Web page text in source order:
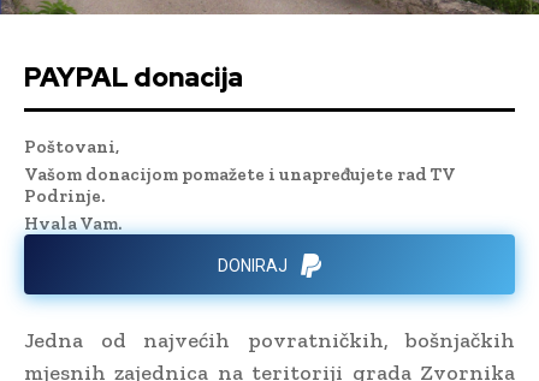
PAYPAL donacija
Poštovani,
Vašom donacijom pomažete i unapređujete rad TV
Podrinje.
Hvala Vam.
DONIRAJ
Jedna od najvećih povratničkih, bošnjačkih
mjesnih zajednica na teritoriji grada Zvornika